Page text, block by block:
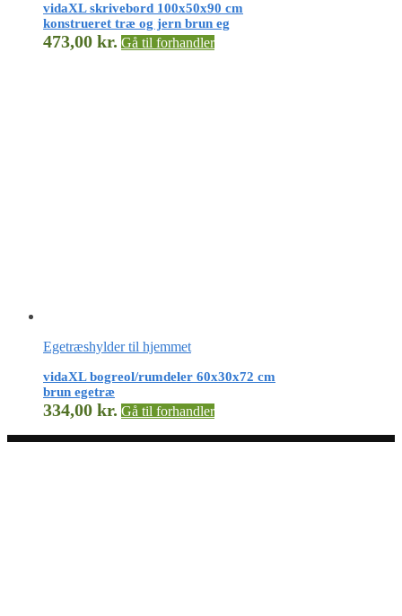
vidaXL skrivebord 100x50x90 cm
konstrueret træ og jern brun eg
473,00 kr. Gå til forhandler
Egetræshylder til hjemmet
vidaXL bogreol/rumdeler 60x30x72 cm
brun egetræ
334,00 kr. Gå til forhandler